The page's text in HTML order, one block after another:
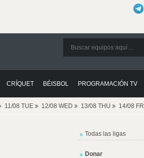
CRÍQUET BÉISBOL PROGRAMACIÓN TV
11/08 TUE 12/08 WED 13/08 THU 14/08 FRI
Todas las ligas
Donar